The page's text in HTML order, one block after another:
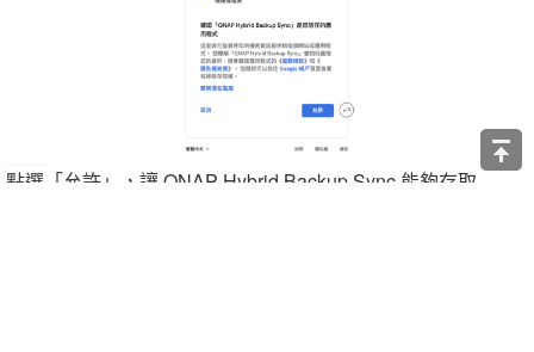
點選「允許」，讓 QNAP Hybrid Backup Sync 能夠存取